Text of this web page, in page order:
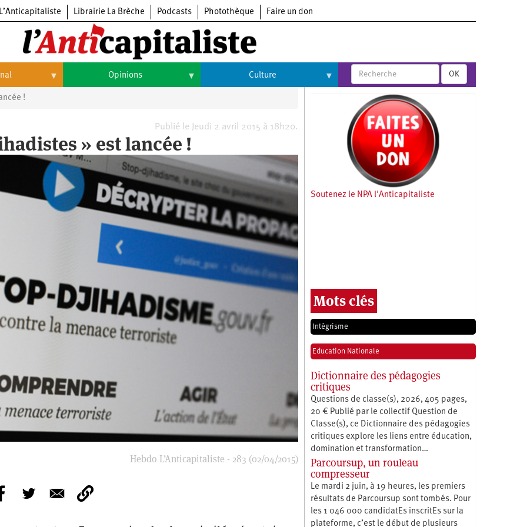
L’Anticapitaliste Librairie La Brèche Podcasts Photothèque Faire un don
Opinions Culture
Arts
Expositions
Livres
Musique
OK
!
Publié le Jeudi 2 avril 2015 à 18h20.
» est lancée !
Hebdo L’Anticapitaliste - 283 (02/04/2015)
Soutenez le NPA l'Anticapitaliste
Mots clés
Intégrisme
Education Nationale
Dictionnaire des pédagogies
critiques
Questions de classe(s), 2026, 405 pages,
20 € Publié par le collectif Question de
Classe(s), ce Dictionnaire des pédagogies
critiques explore les liens entre éducation,
­domination et transformation…
Parcoursup, un rouleau
compresseur
Le mardi 2 juin, à 19 heures, les premiers
résultats de Parcoursup sont tombés. Pour
les 1 046 000 candidatEs inscritEs sur la
plateforme, c’est le début de plusieurs